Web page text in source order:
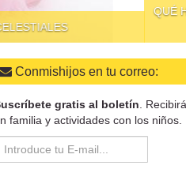
QUÉ HACER PARA QUE DAR DE
Conmishijos en tu correo:
gratis al boletín .
familia y actividades con los niños.